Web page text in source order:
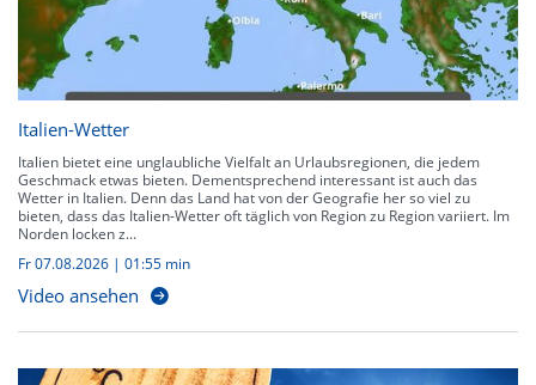
Italien-Wetter
Italien bietet eine unglaubliche Vielfalt an Urlaubsregionen, die jedem
Geschmack etwas bieten. Dementsprechend interessant ist auch das
Wetter in Italien. Denn das Land hat von der Geografie her so viel zu
bieten, dass das Italien-Wetter oft täglich von Region zu Region variiert. Im
Norden locken z...
Fr 07.08.2026 | 01:55 min
Video ansehen